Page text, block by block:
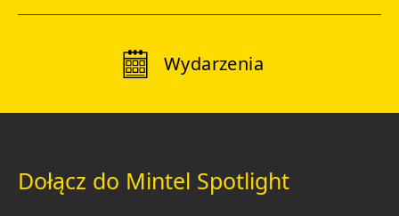
Wydarzenia
Dołącz do Mintel Spotlight